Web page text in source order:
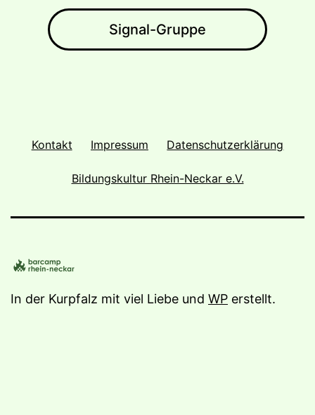
Signal-Gruppe
Kontakt Impressum Datenschutzerklärung
Bildungskultur Rhein-Neckar e.V.
In der Kurpfalz mit viel Liebe und WP erstellt.